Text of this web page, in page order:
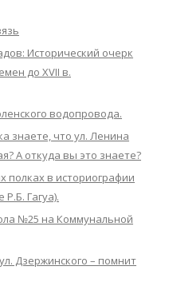
Исторический очерк
до XVII в.
водопровода.
знаете, что ул. Ленина
А откуда вы это знаете?
полках в историографии
Гагуа).
№25 на Коммунальной
Дзержинского – помнит